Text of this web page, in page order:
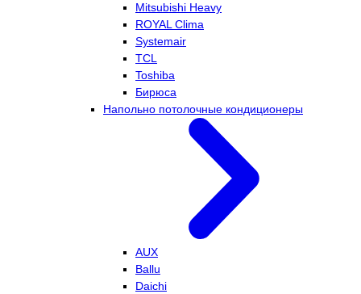
Mitsubishi Heavy
ROYAL Clima
Systemair
TCL
Toshiba
Бирюса
Напольно потолочные кондиционеры
AUX
Ballu
Daichi